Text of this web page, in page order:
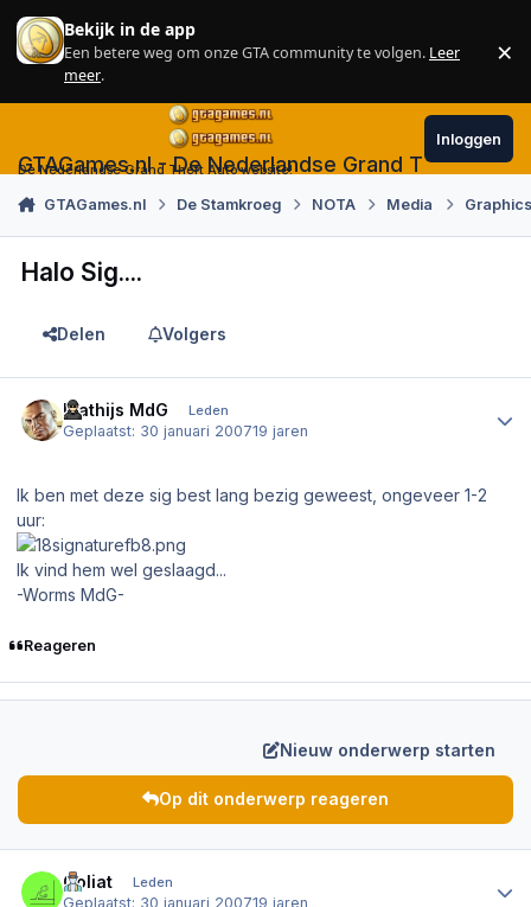
Skip to content
Bekijk in de app
Een betere weg om onze GTA community te volgen. Leer
meer.
×
GTAGames.nl - De Nederlandse Grand Theft Auto
De Nederlandse Grand Theft Auto website!
Inloggen
GTAGames.nl De Stamkroeg NOTA Media
Halo Sig....
Delen Volgers
Mathijs MdG Leden
Geplaatst: 30 januari 200719 jaren
Ik ben met deze sig best lang bezig geweest, ongeveer 1-2
uur:
Ik vind hem wel geslaagd...
-Worms MdG-
Reageren
Nieuw onderwerp starten
Op dit onderwerp reageren
Goliat Leden
Geplaatst: 30 januari 200719 jaren